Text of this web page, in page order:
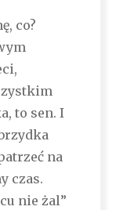
co?
to sen. I
na
czas.
nie żal”